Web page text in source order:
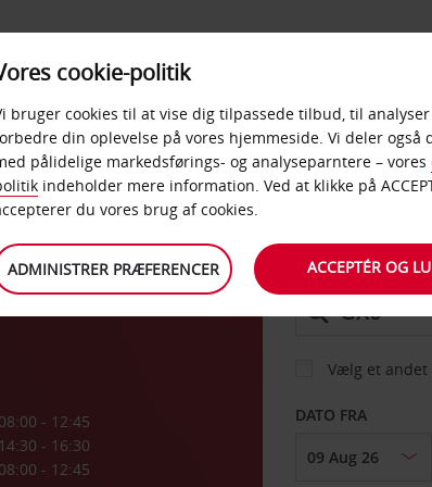
PRODUKTER &
KONTORER
08:00 - 12:45
14:30 - 16:30
08:00 - 12:45
BIL
AFHENT FRA
Vælg et andet
DATO FRA
cookie-politik
bruger cookies til at vise dig tilpassede tilbud, til
din oplevelse på vores hjemmeside. Vi deler også
pålidelige markedsførings- og analyseparntere – vores
indeholder mere information. Ved at klikke på
du vores brug af cookies.
ADMINISTRER PRÆFERENCER ACCEPTÉR OG